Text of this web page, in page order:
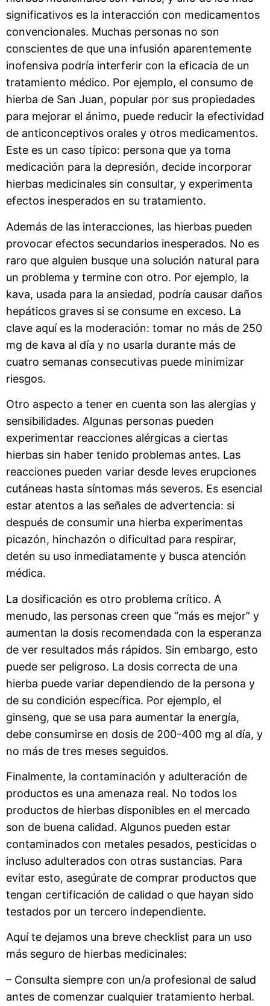
significativos es la interacción con medicamentos
convencionales. Muchas personas no son
conscientes de que una infusión aparentemente
inofensiva podría interferir con la eficacia de un
tratamiento médico. Por ejemplo, el consumo de
hierba de San Juan, popular por sus propiedades
para mejorar el ánimo, puede reducir la efectividad
de anticonceptivos orales y otros medicamentos.
Este es un caso típico: persona que ya toma
medicación para la depresión, decide incorporar
hierbas medicinales sin consultar, y experimenta
efectos inesperados en su tratamiento.
Además de las interacciones, las hierbas pueden
provocar efectos secundarios inesperados. No es
raro que alguien busque una solución natural para
un problema y termine con otro. Por ejemplo, la
kava, usada para la ansiedad, podría causar daños
hepáticos graves si se consume en exceso. La
clave aquí es la moderación: tomar no más de 250
mg de kava al día y no usarla durante más de
cuatro semanas consecutivas puede minimizar
riesgos.
Otro aspecto a tener en cuenta son las alergias y
sensibilidades. Algunas personas pueden
experimentar reacciones alérgicas a ciertas
hierbas sin haber tenido problemas antes. Las
reacciones pueden variar desde leves erupciones
cutáneas hasta síntomas más severos. Es esencial
estar atentos a las señales de advertencia: si
después de consumir una hierba experimentas
picazón, hinchazón o dificultad para respirar,
detén su uso inmediatamente y busca atención
médica.
La dosificación es otro problema crítico. A
menudo, las personas creen que “más es mejor” y
aumentan la dosis recomendada con la esperanza
de ver resultados más rápidos. Sin embargo, esto
puede ser peligroso. La dosis correcta de una
hierba puede variar dependiendo de la persona y
de su condición específica. Por ejemplo, el
ginseng, que se usa para aumentar la energía,
debe consumirse en dosis de 200-400 mg al día, y
no más de tres meses seguidos.
Finalmente, la contaminación y adulteración de
productos es una amenaza real. No todos los
productos de hierbas disponibles en el mercado
son de buena calidad. Algunos pueden estar
contaminados con metales pesados, pesticidas o
incluso adulterados con otras sustancias. Para
evitar esto, asegúrate de comprar productos que
tengan certificación de calidad o que hayan sido
testados por un tercero independiente.
Aquí te dejamos una breve checklist para un uso
más seguro de hierbas medicinales:
– Consulta siempre con un/a profesional de salud
antes de comenzar cualquier tratamiento herbal.